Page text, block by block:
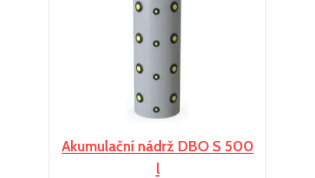
Akumulační nádrž DBO S 500
l